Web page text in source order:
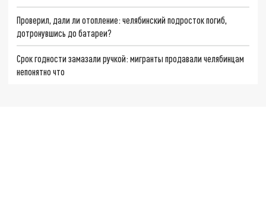
Проверил, дали ли отопление: челябинский подросток погиб,
дотронувшись до батареи?
Срок годности замазали ручкой: мигранты продавали челябинцам
непонятно что